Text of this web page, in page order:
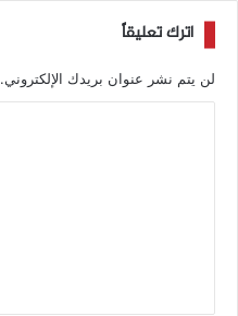
اترك تعليقاً
لن يتم نشر عنوان بريدك الإلكتروني.